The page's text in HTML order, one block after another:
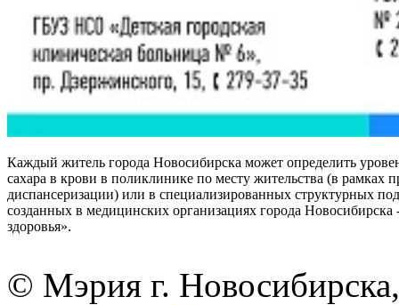
Каждый житель города Новосибирска может определить
сахара в крови в поликлинике по месту жительства (в рамках
диспансеризации) или в специализированных структурных
созданных в медицинских организациях города
здоровья».
© Мэрия г.